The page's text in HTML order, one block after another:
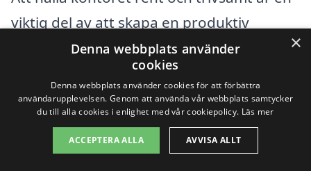
viktig del av att skapa en produktiv
arbetsmiljö. Om du söker efter
kontorsstädning i Kinnarp
värt att överväga städtjänster i
närområdet. Det finns flera städtjänster
som erbjuder konkurrenskraftiga priser
×
Denna webbplats använder
cookies
Denna webbplats använder cookies för att förbättra
användarupplevelsen. Genom att använda vår webbplats samtycker
du till alla cookies i enlighet med vår cookiepolicy. Läs mer
ACCEPTERA ALLA AVVISA ALLT